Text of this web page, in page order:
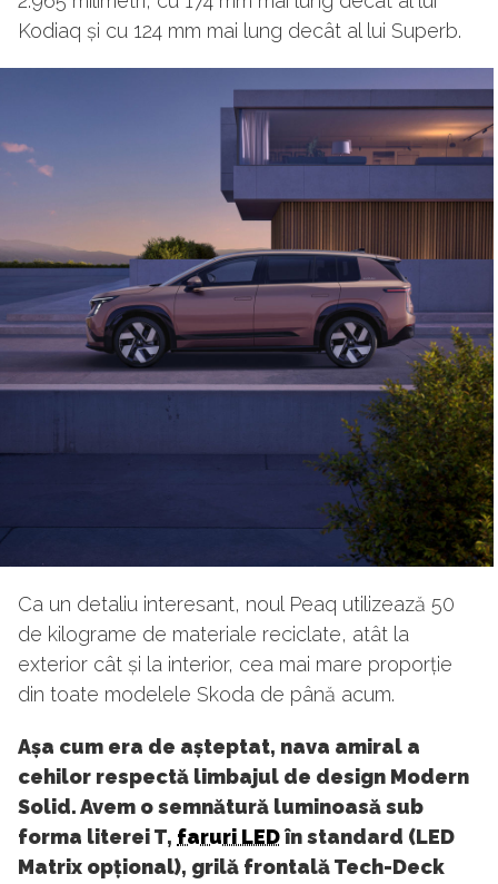
Kodiaq și cu 124 mm mai lung decât al lui Superb.
Ca un detaliu interesant, noul Peaq utilizează 50
de kilograme de materiale reciclate, atât la
exterior cât și la interior, cea mai mare proporție
din toate modelele Skoda de până acum.
Așa cum era de așteptat, nava amiral a
cehilor respectă limbajul de design Modern
Solid. Avem o semnătură luminoasă sub
forma literei T, faruri LEDîn standard (LED
Matrix opțional), grilă frontală Tech-Deck